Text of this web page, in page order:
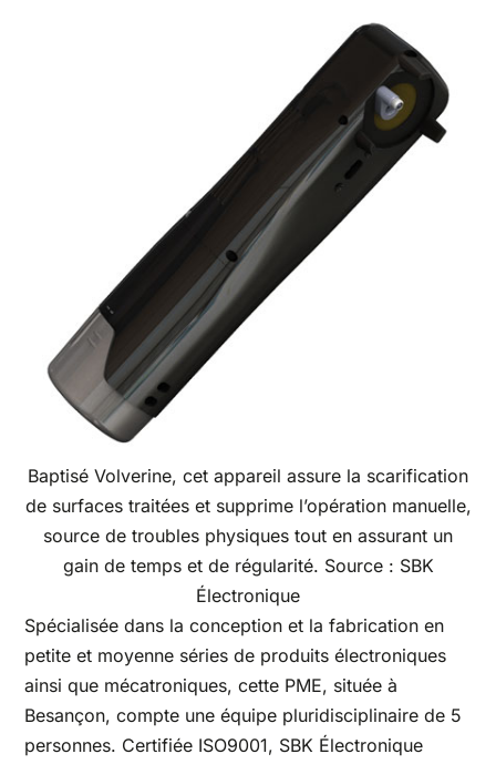
Baptisé Volverine, cet appareil assure la scarification
de surfaces traitées et supprime l’opération manuelle,
source de troubles physiques tout en assurant un
gain de temps et de régularité. Source : SBK
Électronique
Spécialisée dans la conception et la fabrication en
petite et moyenne séries de produits électroniques
ainsi que mécatroniques, cette PME, située à
Besançon, compte une équipe pluridisciplinaire de 5
personnes. Certifiée ISO9001, SBK Électronique